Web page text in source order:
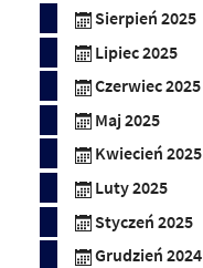
Sierpień 2025
Lipiec 2025
Czerwiec 2025
Maj 2025
Kwiecień 2025
Luty 2025
Styczeń 2025
Grudzień 2024